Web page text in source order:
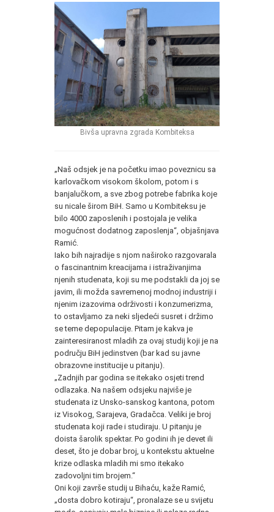
Bivša upravna zgrada Kombiteksa
„Naš odsjek je na početku imao poveznicu sa
karlovačkom visokom školom, potom i s
banjalučkom, a sve zbog potrebe fabrika koje
su nicale širom BiH. Samo u Kombiteksu je
bilo 4000 zaposlenih i postojala je velika
mogućnost dodatnog zaposlenja“, objašnjava
Ramić.
Iako bih najradije s njom naširoko razgovarala
o fascinantnim kreacijama i istraživanjima
njenih studenata, koji su me podstakli da joj se
javim, ili možda savremenoj modnoj industriji i
njenim izazovima održivosti i konzumerizma,
to ostavljamo za neki sljedeći susret i držimo
se teme depopulacije. Pitam je kakva je
zainteresiranost mladih za ovaj studij koji je na
području BiH jedinstven (bar kad su javne
obrazovne institucije u pitanju).
„Zadnjih par godina se itekako osjeti trend
odlazaka. Na našem odsjeku najviše je
studenata iz Unsko-sanskog kantona, potom
iz Visokog, Sarajeva, Gradačca. Veliki je broj
studenata koji rade i studiraju. U pitanju je
doista šarolik spektar. Po godini ih je devet ili
deset, što je dobar broj, u kontekstu aktuelne
krize odlaska mladih mi smo itekako
zadovoljni tim brojem.“
Oni koji završe studij u Bihaću, kaže Ramić,
„dosta dobro kotiraju“, pronalaze se u svijetu